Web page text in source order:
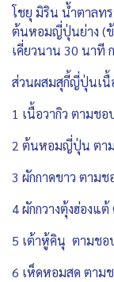
โชยุ มิริน น้ำตาลท
ต้นหอมญี่ปุ่นย่าง (ข้
เคี่ยวนาน 30 นาที
ส่วนผสมสุกี้ญี่ปุ่นเนื้
1 เนื้อวากิว ตามชอ
2 ต้นหอมญี่ปุ่น ตา
3 ผักกาดขาว ตามช
4 ผักกวางตุ้งฮ่องแ
5 เต้าหู้คินุ ตามชอ
6 เห็ดหอมสด ตาม